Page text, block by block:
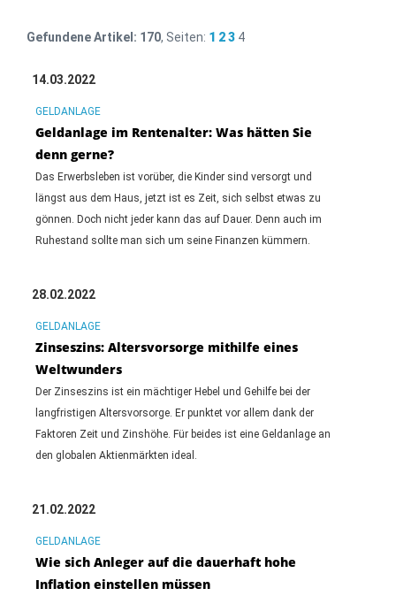
Gefundene Artikel: 170, Seiten: 1 2 3 4
14.03.2022
GELDANLAGE
Geldanlage im Rentenalter: Was hätten Sie
denn gerne?
Das Erwerbsleben ist vorüber, die Kinder sind versorgt und
längst aus dem Haus, jetzt ist es Zeit, sich selbst etwas zu
gönnen. Doch nicht jeder kann das auf Dauer. Denn auch im
Ruhestand sollte man sich um seine Finanzen kümmern.
28.02.2022
GELDANLAGE
Zinseszins: Altersvorsorge mithilfe eines
Weltwunders
Der Zinseszins ist ein mächtiger Hebel und Gehilfe bei der
langfristigen Altersvorsorge. Er punktet vor allem dank der
Faktoren Zeit und Zinshöhe. Für beides ist eine Geldanlage an
den globalen Aktienmärkten ideal.
21.02.2022
GELDANLAGE
Wie sich Anleger auf die dauerhaft hohe
Inflation einstellen müssen